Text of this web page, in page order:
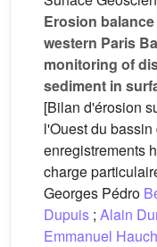
Erosion
western Paris
monitoring of
sediment in
[Bilan d'érosion
l'Ouest du
enregistrements
charge
Georges Pédro
Dupuis ; Alain
Emmanuel